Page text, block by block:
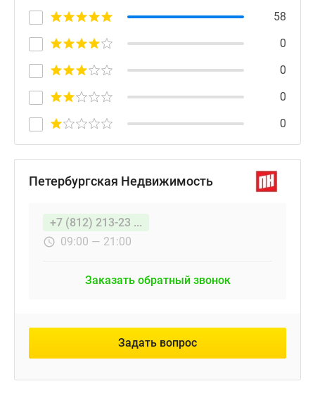
58
0
0
0
0
Петербургская Недвижимость
+7 (812) 213-23 ...
09:00 — 21:00
Заказать обратный звонок
Задать вопрос